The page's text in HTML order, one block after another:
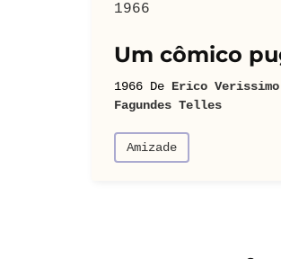
1966
Um cômico
1966 De Erico Verissimo
Fagundes Telles
Amizade